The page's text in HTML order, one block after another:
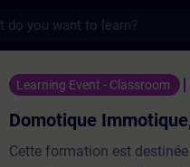
Learning Event - Classroom
Domotique
Cette formation est